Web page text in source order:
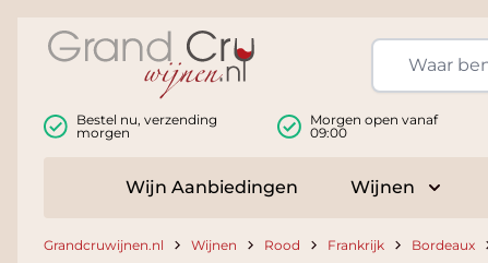
Bestel nu, verzending
morgen
Morgen open vanaf
09:00
Wijn Aanbiedingen Wijnen
Grandcruwijnen.nl Wijnen Rood Frankrijk Bordeaux